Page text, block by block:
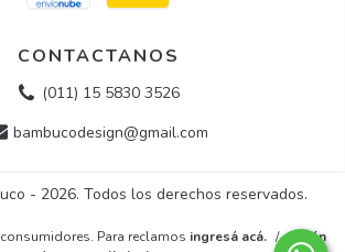
CONTACTANOS
(011) 15 5830 3526
bambucodesign@gmail.com
- 2026. Todos los derechos reservados.
Para reclamos ingresá acá. / Botón